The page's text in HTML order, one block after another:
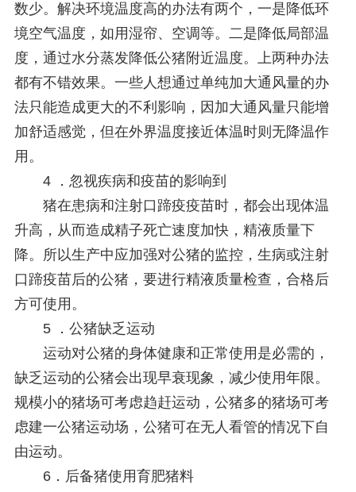
数少。解决环境温度高的办法有两个，一是降低环
境空气温度，如用湿帘、空调等。二是降低局部温
度，通过水分蒸发降低公猪附近温度。上两种办法
都有不错效果。一些人想通过单纯加大通风量的办
法只能造成更大的不利影响，因加大通风量只能增
加舒适感觉，但在外界温度接近体温时则无降温作
用。
4 ．忽视疾病和疫苗的影响到
猪在患病和注射口蹄疫疫苗时，都会出现体温
升高，从而造成精子死亡速度加快，精液质量下
降。所以生产中应加强对公猪的监控，生病或注射
口蹄疫苗后的公猪，要进行精液质量检查，合格后
方可使用。
5 ．公猪缺乏运动
运动对公猪的身体健康和正常使用是必需的，
缺乏运动的公猪会出现早衰现象，减少使用年限。
规模小的猪场可考虑趋赶运动，公猪多的猪场可考
虑建一公猪运动场，公猪可在无人看管的情况下自
由运动。
6．后备猪使用育肥猪料